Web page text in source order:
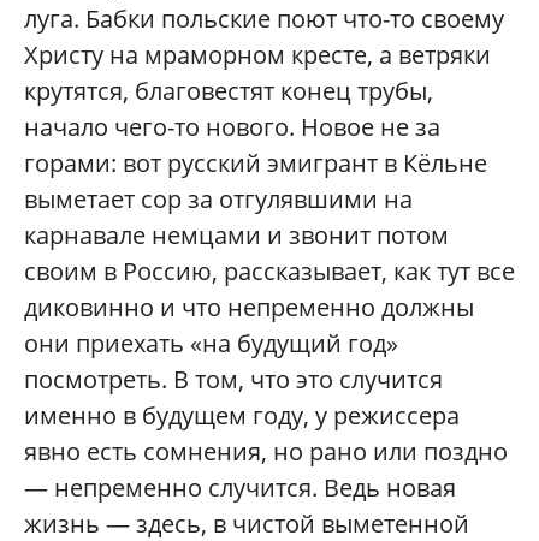
луга. Бабки польские поют что-то своему
Христу на мраморном кресте, а ветряки
крутятся, благовестят конец трубы,
начало чего-то нового. Новое не за
горами: вот русский эмигрант в Кёльне
выметает сор за отгулявшими на
карнавале немцами и звонит потом
своим в Россию, рассказывает, как тут все
диковинно и что непременно должны
они приехать «на будущий год»
посмотреть. В том, что это случится
именно в будущем году, у режиссера
явно есть сомнения, но рано или поздно
— непременно случится. Ведь новая
жизнь — здесь, в чистой выметенной